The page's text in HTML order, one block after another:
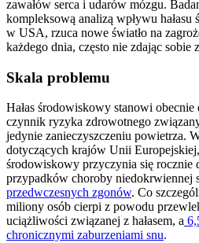
zawałów serca i udarów mózgu.
kompleksową analizą wpływu
w USA, rzuca nowe światło na
każdego dnia, często nie zdając sobie
Skala problemu
Hałas środowiskowy stanowi
czynnik ryzyka zdrowotnego
jedynie zanieczyszczeniu powietrza.
dotyczących krajów Unii Europejskiej,
środowiskowy przyczynia się rocznie
przypadków choroby niedokrwiennej
przedwczesnych zgonów. Co
miliony osób cierpi z powodu
uciążliwości związanej z hałasem, a
chronicznymi zaburzeniami snu.